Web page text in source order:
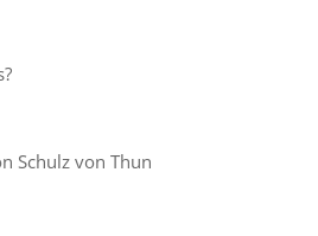
Schulz von Thun